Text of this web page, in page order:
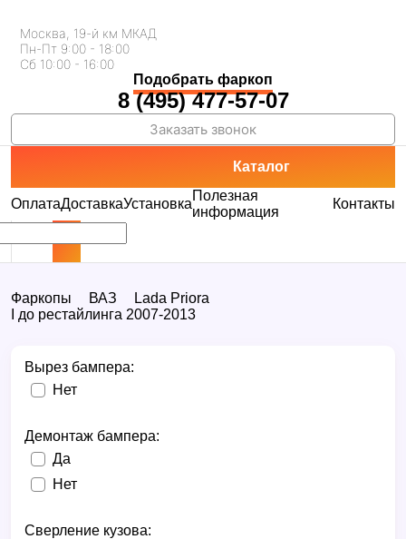
Москва, 19-й км МКАД
Пн-Пт 9:00 - 18:00
Сб 10:00 - 16:00
Подобрать фаркоп
8 (495) 477-57-07
Заказать звонок
Каталог
ОплатаДоставкаУстановка
Полезная
информация
Контакты
Фаркопы ВАЗ
Lada Priora
I до рестайлинга 2007-2013
Вырез бампера:
Нет
Демонтаж бампера:
Да
Нет
Сверление кузова: